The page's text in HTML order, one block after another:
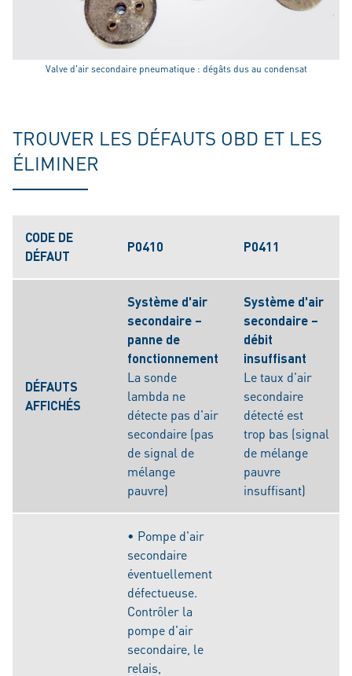
Valve d'air secondaire pneumatique : dégâts dus au condensat
TROUVER LES DÉFAUTS OBD ET LES
ÉLIMINER
CODE DE
DÉFAUT
P0410 P0411
DÉFAUTS
AFFICHÉS
Système d'air
secondaire –
panne de
fonctionnement
La sonde
lambda ne
détecte pas d'air
secondaire (pas
de signal de
mélange
pauvre)
Système d'air
secondaire –
débit
insuffisant
Le taux d'air
secondaire
détecté est
trop bas (signal
de mélange
pauvre
insuffisant)
• Pompe d'air
secondaire
éventuellement
défectueuse.
Contrôler la
pompe d'air
secondaire, le
relais,